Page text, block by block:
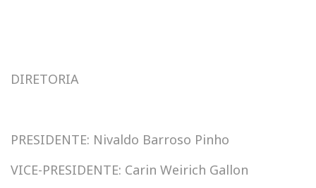
DIRETORIA
PRESIDENTE: Nivaldo Barroso Pinho
VICE-PRESIDENTE: Carin Weirich Gallon